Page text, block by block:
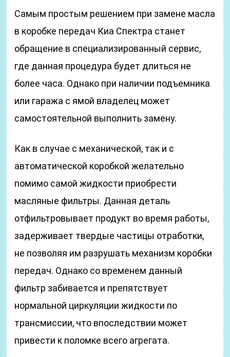
Самым простым решением при замене масла
в коробке передач Киа Спектра станет
обращение в специализированный сервис,
где данная процедура будет длиться не
более часа. Однако при наличии подъемника
или гаража с ямой владелец может
самостоятельной выполнить замену.
Как в случае с механической, так и с
автоматической коробкой желательно
помимо самой жидкости приобрести
масляные фильтры. Данная деталь
отфильтровывает продукт во время работы,
задерживает твердые частицы отработки,
не позволяя им разрушать механизм коробки
передач. Однако со временем данный
фильтр забивается и препятствует
нормальной циркуляции жидкости по
трансмиссии, что впоследствии может
привести к поломке всего агрегата.